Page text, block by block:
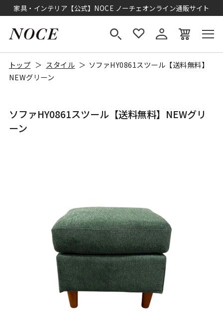
家具・インテリア【公式】NOCE ノーチェオンライン通販サイト
トップ スタイル
ソファHY0861スツール【送料無料】
NEWグリーン
ソファHY0861スツール【送料無料】NEWグリ
ーン